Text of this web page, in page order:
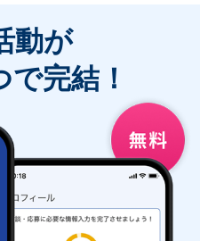
動が
で完結！